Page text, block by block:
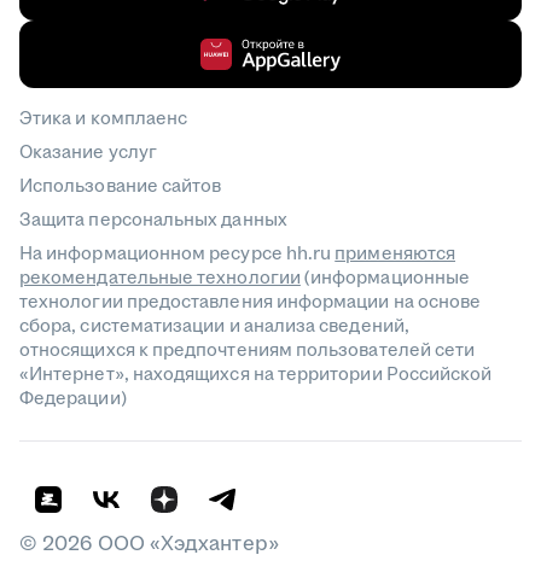
Этика и комплаенс
Оказание услуг
Использование сайтов
Защита персональных данных
На информационном ресурсе hh.ru применяются
рекомендательные технологии(информационные
технологии предоставления информации на основе
сбора, систематизации и анализа сведений,
относящихся к предпочтениям пользователей сети
«Интернет», находящихся на территории Российской
Федерации)
© 2026 ООО «Хэдхантер»